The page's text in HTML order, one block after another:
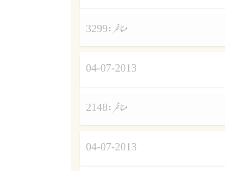
مناظر :3299
04-07-2013
مناظر :2148
04-07-2013